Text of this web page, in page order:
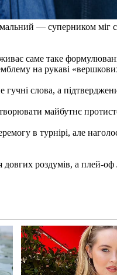
— суперником міг
саме таке
на рукаві
слова, а
майбутнє
в турнірі, але
довгих роздумів, а плей-